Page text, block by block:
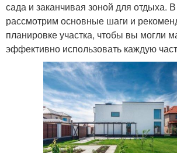
сада и заканчивая зоной для отдыха.
рассмотрим основные шаги и
планировке участка, чтобы вы могли
эффективно использовать каждую